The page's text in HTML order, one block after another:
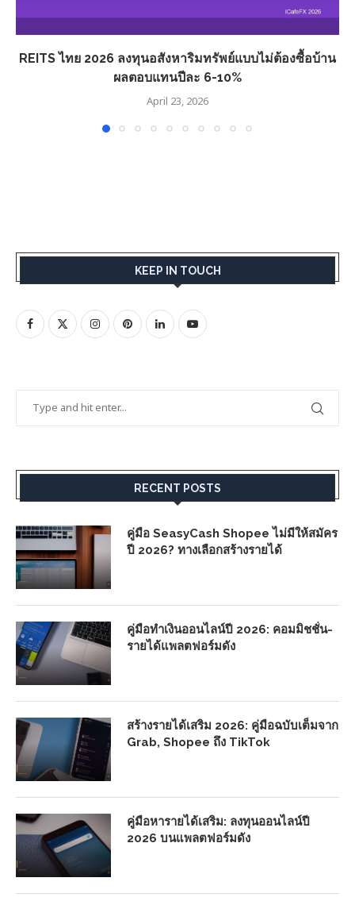
REITS ไทย 2026 ลงทุนอสังหาริมทรัพย์แบบไม่ต้องซื้อบ้าน
ผลตอบแทนปีละ 6-10%
April 23, 2026
KEEP IN TOUCH
RECENT POSTS
คู่มือ SeasyCash Shopee ไม่มีให้สมัคร
ปี 2026? ทางเลือกสร้างรายได้
คู่มือทำเงินออนไลน์ปี 2026: คอมมิชชั่น-
รายได้แพลตฟอร์มดัง
สร้างรายได้เสริม 2026: คู่มือฉบับเต็มจาก
Grab, Shopee ถึง TikTok
คู่มือหารายได้เสริม: ลงทุนออนไลน์ปี
2026 บนแพลตฟอร์มดัง